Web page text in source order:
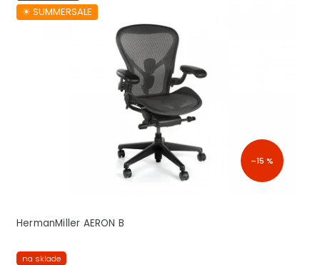
☀︎ SUMMERSALE
–15 %
HermanMiller AERON B
na sklade